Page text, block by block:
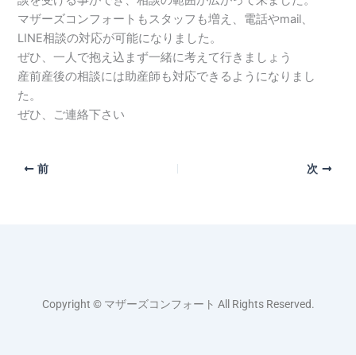
マザーズコンフォートもスタッフも増え、電話やmail、
LINE相談の対応が可能になりました。
ぜひ、一人で抱え込まず一緒に考えて行きましょう
産前産後の相談には助産師も対応できるようになりまし
た。
ぜひ、ご連絡下さい
前 次
Copyright © マザーズコンフォート All Rights Reserved.